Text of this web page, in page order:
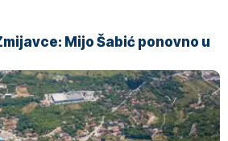
Mijo Šabić ponovno u